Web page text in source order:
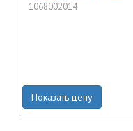
1068002014
Показать цену